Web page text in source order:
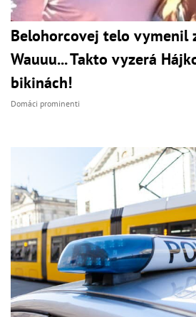
Belohorcovej telo vymenil
Wauuu... Takto vyzerá
bikinách!
Domáci prominenti